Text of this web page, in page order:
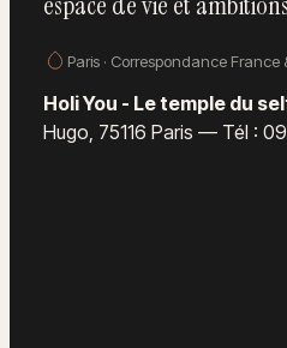
Paris · Correspondance
Holi You - Le temple du
Hugo, 75116 Paris — Tél :